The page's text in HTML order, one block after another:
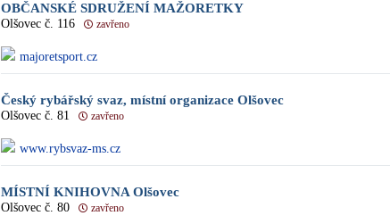
OBČANSKÉ SDRUŽENÍ MAŽORETKY
Olšovec č. 116 zavřeno
majoretsport.cz
Český rybářský svaz, místní organizace Olšovec
Olšovec č. 81 zavřeno
www.rybsvaz-ms.cz
MÍSTNÍ KNIHOVNA Olšovec
Olšovec č. 80 zavřeno